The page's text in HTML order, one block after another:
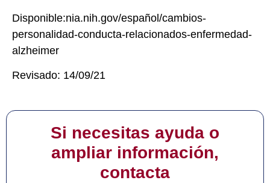
Disponible:nia.nih.gov/español/cambios-
personalidad-conducta-relacionados-enfermedad-
alzheimer
Revisado: 14/09/21
Si necesitas ayuda o
ampliar información,
contacta